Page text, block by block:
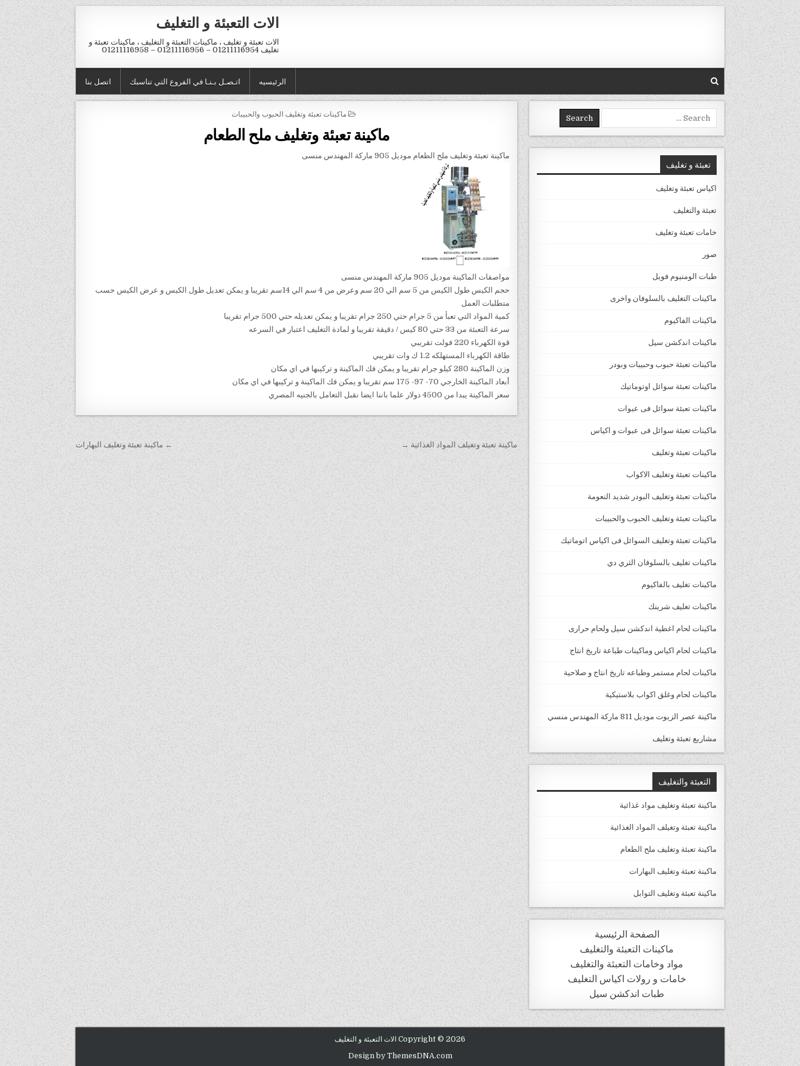
Skip to content
الات التعبئة و التغليف
الات تعبئة و تغليف ، ماكينات التعبئة و التغليف ، ماكينات تعبئة و
تغليف 01211116954 – 01211116956 – 01211116958
اتصل بنا اتـصـل بـنـا في الفروع التي تناسبك الرئيسيه
POSTED IN
ماكينات تعبئة وتغليف الحبوب والحبيبات
ماكينة تعبئة وتغليف ملح الطعام
ماكينة تعبئة وتغليف ملح الطعام موديل 905 ماركة المهندس منسى
مواصفات الماكينة موديل 905 ماركة المهندس منسى
حجم الكيس طول الكيس من 5 سم الي 20 سم وعرض من 4 سم الي 14سم تقريبا و يمكن تعديل طول الكيس و عرض الكيس حسب
متطلبات العمل
كمية المواد التي تعبأ من 5 جرام حتي 250 جرام تقريبا و يمكن تعديله حتي 500 جرام تقريبا
سرعة التعبئة من 33 حتي 80 كيس / دقيقة تقريبا و لمادة التغليف اعتبار في السرعه
قوة الكهرباء 220 فولت تقريبي
طاقة الكهرباء المستهلكه 1.2 ك وات تقريبي
وزن الماكينة 280 كيلو جرام تقريبا و يمكن فك الماكينة و تركيبها في اي مكان
أبعاد الماكينة الخارجي 70- 97- 175 سم تقريبا و يمكن فك الماكينة و تركيبها في اي مكان
سعر الماكينة يبدا من 4500 دولار علما باننا ايضا نقبل التعامل بالجنيه المصري
تصفّح المقالات ← ماكينة تعبئة وتغليف البهارات ماكينة تعبئة وتغيلف المواد الغذائية →
Search for:
تعبئة و تغليف
اكياس تعبئة وتغليف
تعبئة والتغليف
خامات تعبئة وتغليف
صور
طبات الومنيوم فويل
ماكينات التغليف بالسلوفان واخرى
ماكينات الفاكيوم
ماكينات اندكشن سيل
ماكينات تعبئة حبوب وحبيبات وبودر
ماكينات تعبئة سوائل اوتوماتيك
ماكينات تعبئة سوائل فى عبوات
ماكينات تعبئة سوائل فى عبوات و اكياس
ماكينات تعبئة وتغليف
ماكينات تعبئة وتغليف الاكواب
ماكينات تعبئة وتغليف البودر شديد النعومة
ماكينات تعبئة وتغليف الحبوب والحبيبات
ماكينات تعبئة وتغليف السوائل فى اكياس اتوماتيك
ماكينات تغليف بالسلوفان الثري دي
ماكينات تغليف بالفاكيوم
ماكينات تغليف شرينك
ماكينات لحام اغطية اندكشن سيل ولحام حرارى
ماكينات لحام اكياس وماكينات طباعة تاريخ انتاج
ماكينات لحام مستمر وطباعه تاريخ انتاج و صلاحية
ماكينات لحام وغلق اكواب بلاستيكية
ماكينة عصر الزيوت موديل 811 ماركة المهندس منسي
مشاريع تعبئة وتغليف
التعبئة والتغليف
ماكينة تعبئة وتغليف مواد غذائية
ماكينة تعبئة وتغيلف المواد الغذائية
ماكينة تعبئة وتغليف ملح الطعام
ماكينة تعبئة وتغليف البهارات
ماكينة تعبئة وتغليف التوابل
الصفحة الرئيسية
ماكينات التعبئة والتغليف
مواد وخامات التعبئة والتغليف
خامات و رولات اكياس التغليف
طبات اندكشن سيل
Copyright © 2026 الات التعبئة و التغليف
Design by ThemesDNA.com